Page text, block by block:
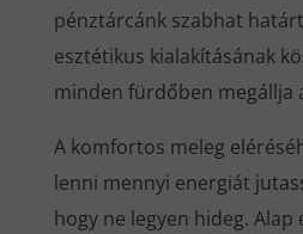
pénztárcánk szabhat
esztétikus kialakításának
minden fürdőben megállja
A komfortos meleg
lenni mennyi energiát
hogy ne legyen hideg.